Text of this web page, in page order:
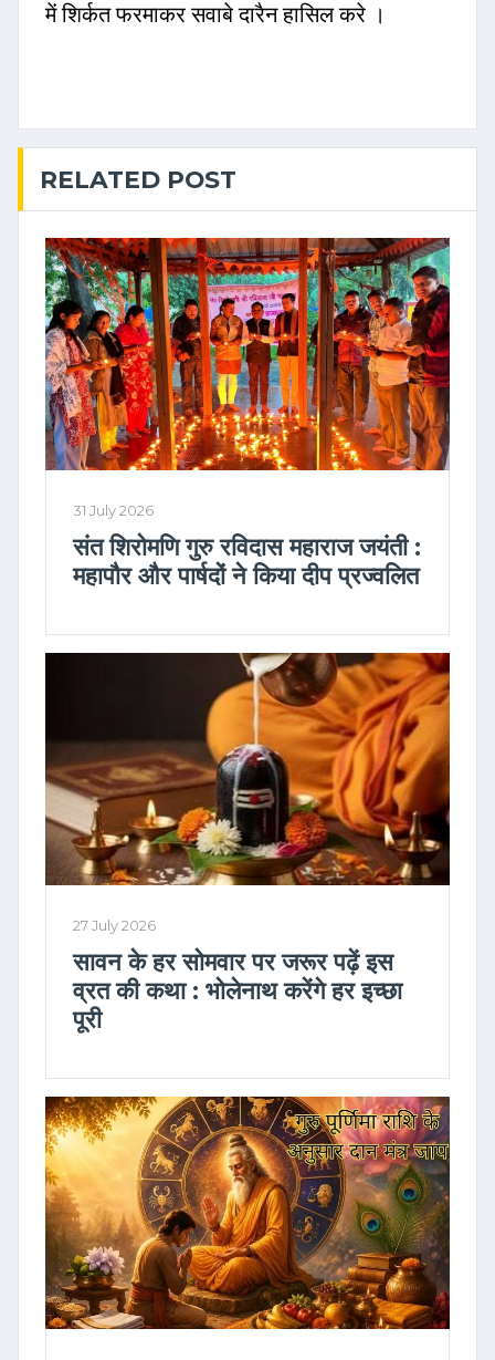
में शिर्कत फरमाकर सवाबे दारैन हासिल करे ।
RELATED POST
31 July 2026
संत शिरोमणि गुरु रविदास महाराज जयंती :
महापौर और पार्षदों ने किया दीप प्रज्वलित
27 July 2026
सावन के हर सोमवार पर जरूर पढ़ें इस
व्रत की कथा : भोलेनाथ करेंगे हर इच्छा
पूरी